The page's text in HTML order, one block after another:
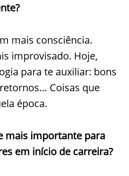
mais consciência.
improvisado. Hoje,
para te auxiliar: bons
Coisas que
época.
mais importante para
em início de carreira?